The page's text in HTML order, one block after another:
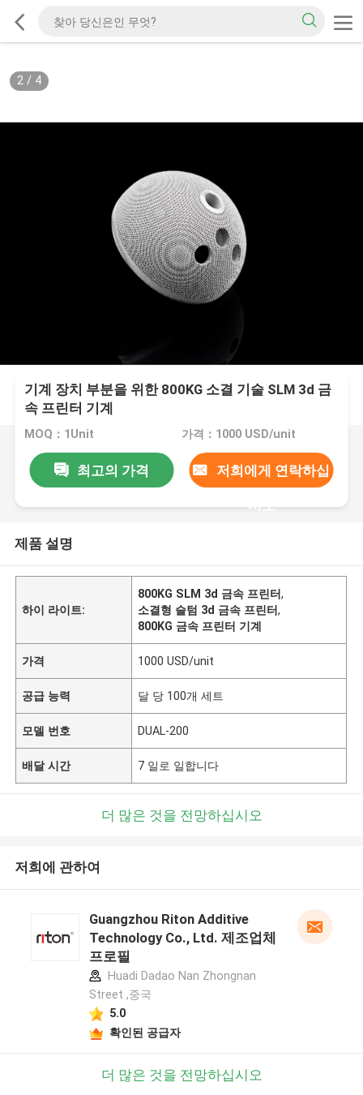
2/ 4
기계 장치 부분을 위한 800KG 소결 기술 SLM 3d 금
속 프린터 기계
MOQ：1Unit 가격：1000 USD/unit
최고의 가격 저희에게 연락하십
시오
제품 설명
하이 라이트:
800KG SLM 3d 금속 프린터,
소결형 슬텀 3d 금속 프린터,
800KG 금속 프린터 기계
가격 1000 USD/unit
공급 능력 달 당 100개 세트
모델 번호 DUAL-200
배달 시간 7 일로 일합니다
더 많은 것을 전망하십시오
저희에 관하여
Guangzhou Riton Additive
Technology Co., Ltd. 제조업체
프로필
Huadi Dadao Nan Zhongnan
Street ,중국
5.0
확인된 공급자
더 많은 것을 전망하십시오